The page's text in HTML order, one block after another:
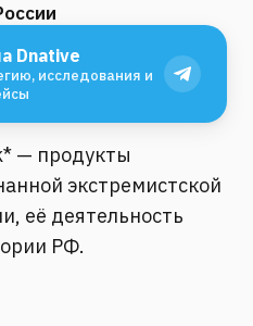
Dnative
исследования и
— продукты
экстремистской
её деятельность
РФ.